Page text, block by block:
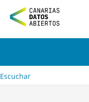
n
tEscuchar